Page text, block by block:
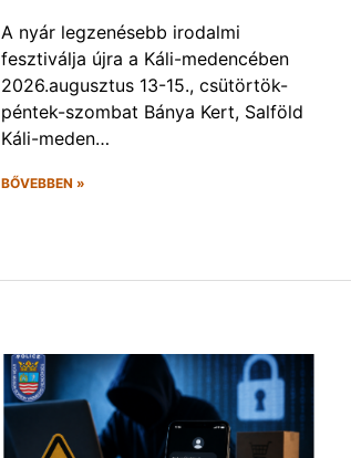
A nyár legzenésebb irodalmi
fesztiválja újra a Káli-medencében
2026.augusztus 13-15., csütörtök-
péntek-szombat Bánya Kert, Salföld
Káli-meden…
BŐVEBBEN »